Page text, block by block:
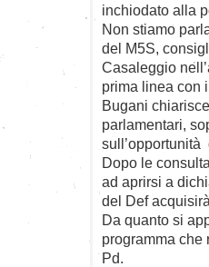
inchiodato alla
Non stiamo
del M5S,
Casaleggio
prima linea con
Bugani
parlamentari,
sull’opportunità
Dopo le
ad aprirsi a
del Def
Da quanto si
programma che
Pd.